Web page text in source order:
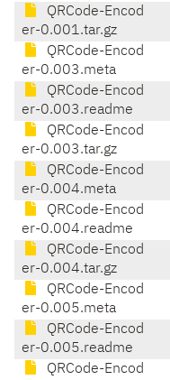
QRCode-Encod
er-0.001.tar.gz
QRCode-Encod
er-0.003.meta
QRCode-Encod
er-0.003.readme
QRCode-Encod
er-0.003.tar.gz
QRCode-Encod
er-0.004.meta
QRCode-Encod
er-0.004.readme
QRCode-Encod
er-0.004.tar.gz
QRCode-Encod
er-0.005.meta
QRCode-Encod
er-0.005.readme
QRCode-Encod